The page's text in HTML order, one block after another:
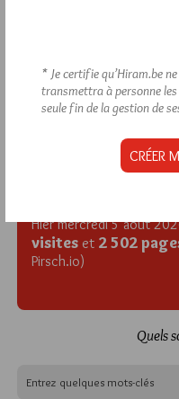
Hier mercredi 5 août
visites et 2 502
Pirsch.io)
Quels
* Je certifie qu’Hiram.be
transmettra à personne les
seule fin de la gestion de
CRÉER